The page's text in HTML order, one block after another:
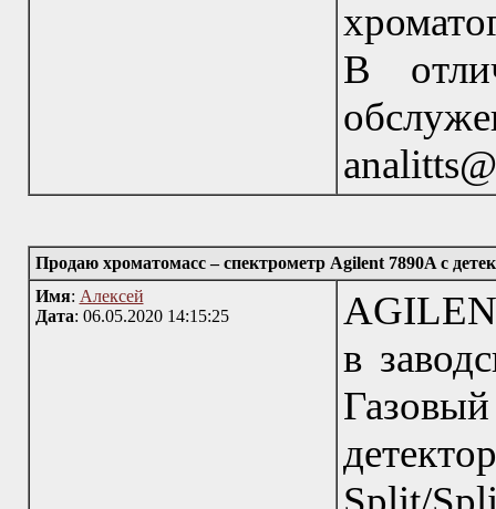
В
Продаю хроматомасс – спектрометр Agilent 7890A с
Имя: Алексей
Дата: 06.05.2020 14:15:25
в